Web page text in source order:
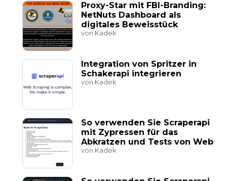
Proxy-Star mit FBI-Branding:
NetNuts Dashboard als
digitales Beweisstück
von Kadek
Integration von Spritzer in
Schakerapi integrieren
von Kadek
So verwenden Sie Scraperapi
mit Zypressen für das
Abkratzen und Tests von Web
von Kadek